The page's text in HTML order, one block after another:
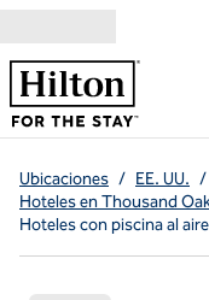
Ubicaciones / EE. UU. /
Hoteles en Thousand
Hoteles con piscina al